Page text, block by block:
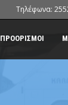
Τηλέφωνα:
ΠΡΟΟΡΙΣΜΟΙ